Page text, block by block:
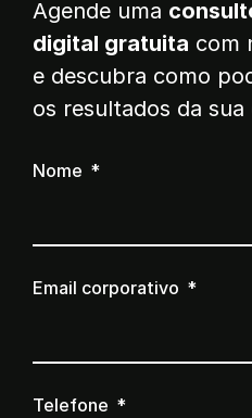
Agende uma
digital gratuita com
e descubra como
os resultados da sua
Nome
Email corporativo
Telefone